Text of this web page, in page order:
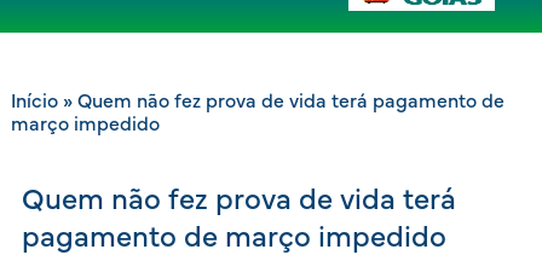
Início» Quem não fez prova de vida terá pagamento de
março impedido
Quem não fez prova de vida terá
pagamento de março impedido